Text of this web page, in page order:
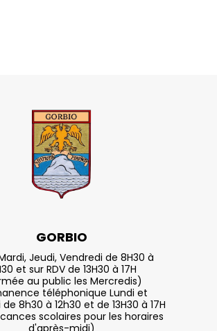
GORBIO
Jeudi, Vendredi de 8H30 à
et sur RDV de 13H30 à 17H
au public les Mercredis)
téléphonique Lundi et
8h30 à 12h30 et de 13H30 à 17H
scolaires pour les horaires
d'après-midi)